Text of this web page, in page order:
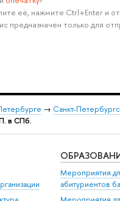
её, нажмите Ctrl+Enter и
предназначен только для
→ Санкт-
в СПб.
Мероприятия
абитуриентов